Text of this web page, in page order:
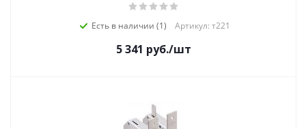
Есть в наличии (1) Артикул: т221
5 341 руб./шт